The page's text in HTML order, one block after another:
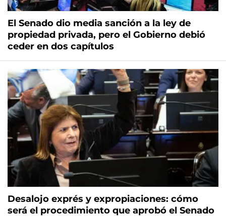
El Senado dio media sanción a la ley de
propiedad privada, pero el Gobierno debió
ceder en dos capítulos
Desalojo exprés y expropiaciones: cómo
será el procedimiento que aprobó el Senado